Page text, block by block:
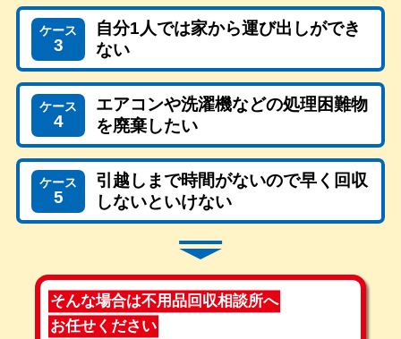
ケース
3
自分1人では家から運び出しができ
ない
ケース
4
エアコンや洗濯機などの処理困難物
を廃棄したい
ケース
5
引越しまで時間がないので早く回収
しないといけない
そんな場合は不用品回収相談所へ
お任せください